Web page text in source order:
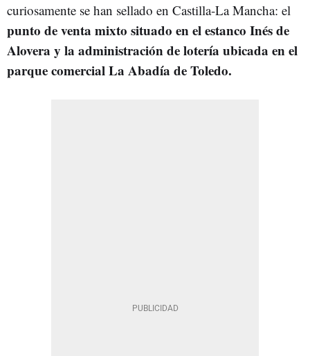
curiosamente se han sellado en Castilla-La Mancha: el
punto de venta mixto situado en el estanco Inés de
Alovera y la administración de lotería ubicada en el
parque comercial La Abadía de Toledo.